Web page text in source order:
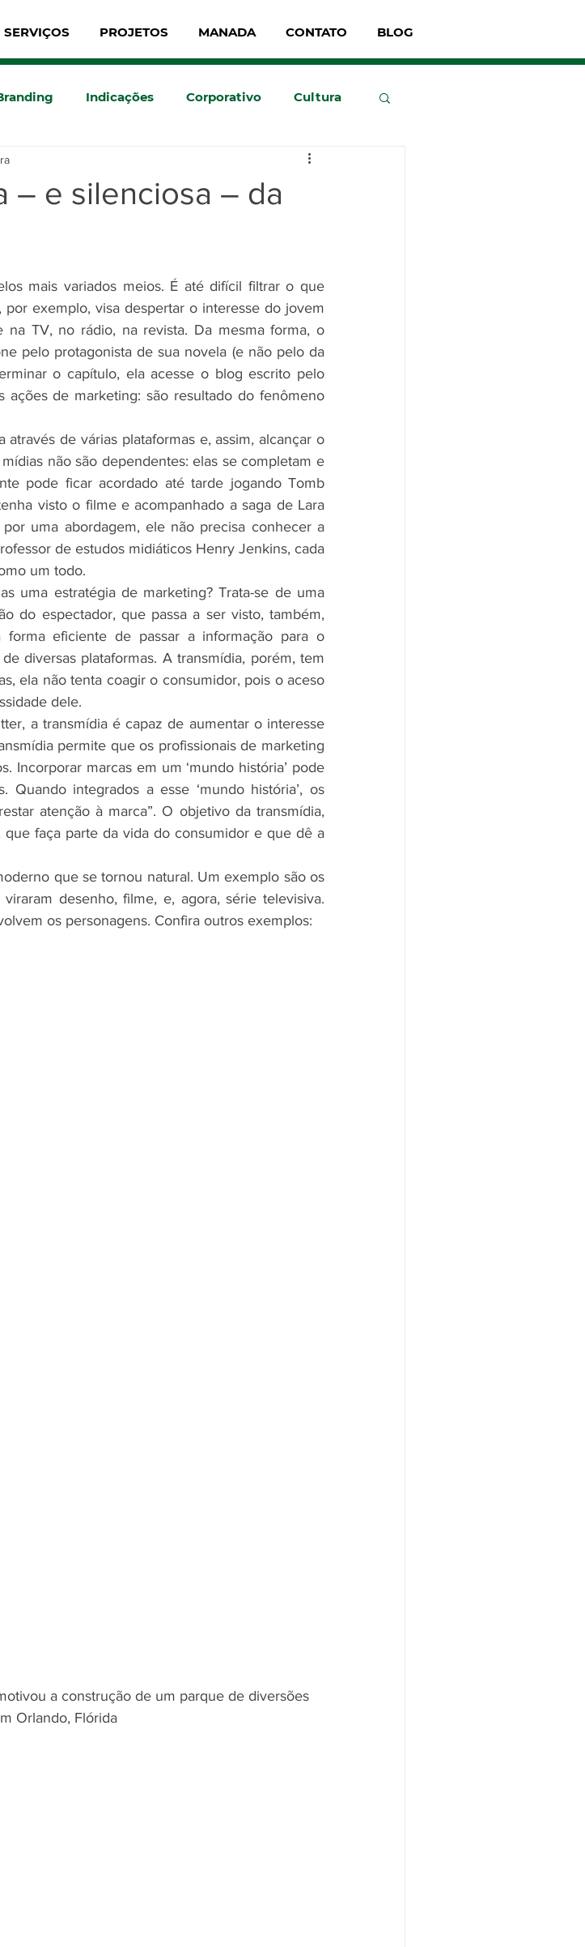
SERVIÇOS PROJETOS MANADA CONTATO BLOG
Indicações Corporativo Cultura
– e silenciosa – da
mais variados meios. É até difícil filtrar o que
exemplo, visa despertar o interesse do jovem
TV, no rádio, na revista. Da mesma forma, o
pelo protagonista de sua novela (e não pelo da
o capítulo, ela acesse o blog escrito pelo
ações de marketing: são resultado do fenômeno
de várias plataformas e, assim, alcançar o
não são dependentes: elas se completam e
pode ficar acordado até tarde jogando Tomb
visto o filme e acompanhado a saga de Lara
uma abordagem, ele não precisa conhecer a
de estudos midiáticos Henry Jenkins, cada
um todo.
uma estratégia de marketing? Trata-se de uma
do espectador, que passa a ser visto, também,
forma eficiente de passar a informação para o
diversas plataformas. A transmídia, porém, tem
ela não tenta coagir o consumidor, pois o aceso
dele.
a transmídia é capaz de aumentar o interesse
permite que os profissionais de marketing
Incorporar marcas em um ‘mundo história’ pode
integrados a esse ‘mundo história’, os
atenção à marca”. O objetivo da transmídia,
faça parte da vida do consumidor e que dê a
que se tornou natural. Um exemplo são os
desenho, filme, e, agora, série televisiva.
os personagens. Confira outros exemplos:
a construção de um parque de diversões
Orlando, Flórida